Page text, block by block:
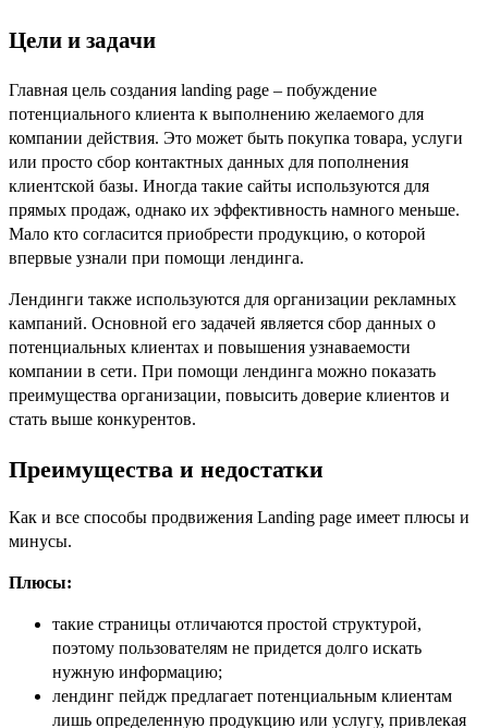
Цели и задачи
Главная цель создания landing page – побуждение
потенциального клиента к выполнению желаемого для
компании действия. Это может быть покупка товара, услуги
или просто сбор контактных данных для пополнения
клиентской базы. Иногда такие сайты используются для
прямых продаж, однако их эффективность намного меньше.
Мало кто согласится приобрести продукцию, о которой
впервые узнали при помощи лендинга.
Лендинги также используются для организации рекламных
кампаний. Основной его задачей является сбор данных о
потенциальных клиентах и повышения узнаваемости
компании в сети. При помощи лендинга можно показать
преимущества организации, повысить доверие клиентов и
стать выше конкурентов.
Преимущества и недостатки
Как и все способы продвижения Landing page имеет плюсы и
минусы.
Плюсы:
такие страницы отличаются простой структурой,
поэтому пользователям не придется долго искать
нужную информацию;
лендинг пейдж предлагает потенциальным клиентам
лишь определенную продукцию или услугу, привлекая